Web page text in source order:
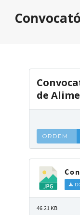
de
ORDEM
46.21 KB